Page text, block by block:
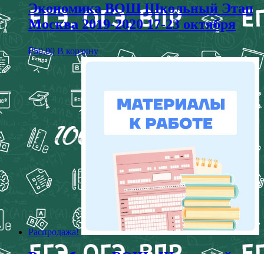
Экономика ВОШ Школьный Этап
Москва 2019-2020 17-23 октября
₽50,00 В корзину
Распродажа!